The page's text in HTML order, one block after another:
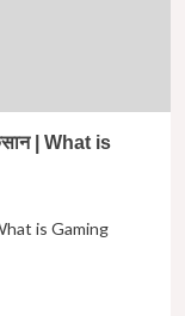
| What is
is Gaming